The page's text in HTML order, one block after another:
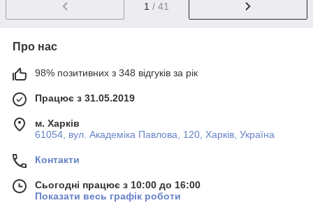
1 / 41
Про нас
98% позитивних з 348 відгуків за рік
Працює з 31.05.2019
м. Харків
61054, вул. Академіка Павлова, 120, Харків, Україна
Контакти
Сьогодні працює з 10:00 до 16:00
Показати весь графік роботи